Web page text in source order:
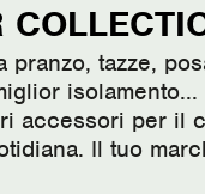
pranzo, tazze,
isolamento...
accessori per il
Il tuo